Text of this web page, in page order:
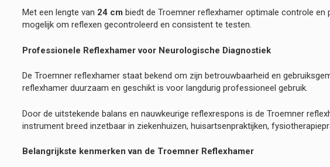
Met een lengte van 24 cm biedt de Troemner reflexhamer optimale controle
mogelijk om reflexen gecontroleerd en consistent te testen.
Professionele Reflexhamer voor Neurologische Diagnostiek
De Troemner reflexhamer staat bekend om zijn betrouwbaarheid en
reflexhamer duurzaam en geschikt is voor langdurig professioneel gebruik.
Door de uitstekende balans en nauwkeurige reflexrespons is de Troemner
instrument breed inzetbaar in ziekenhuizen, huisartsenpraktijken,
Belangrijkste kenmerken van de Troemner Reflexhamer